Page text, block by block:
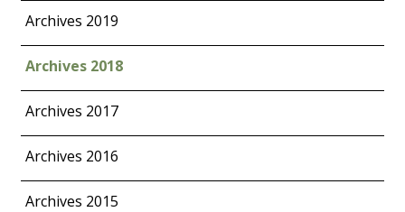
Archives 2019
Archives 2018
Archives 2017
Archives 2016
Archives 2015